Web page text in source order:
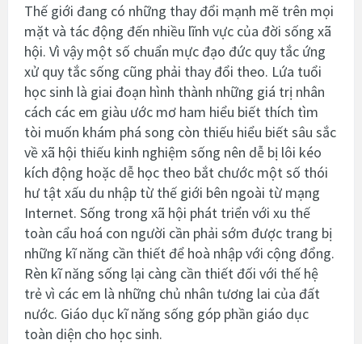
Thế giới đang có những thay đổi mạnh mẽ trên mọi
mặt và tác động đến nhiều lĩnh vực của đời sống xã
hội. Vì vậy một số chuẩn mực đạo đức quy tắc ứng
xử quy tắc sống cũng phải thay đổi theo. Lứa tuổi
học sinh là giai đoạn hình thành những giá trị nhân
cách các em giàu ước mơ ham hiểu biết thích tìm
tòi muốn khám phá song còn thiếu hiểu biết sâu sắc
về xã hội thiếu kinh nghiệm sống nên dễ bị lôi kéo
kích động hoặc dễ học theo bắt chước một số thói
hư tật xấu du nhập từ thế giới bên ngoài từ mạng
Internet. Sống trong xã hội phát triển với xu thế
toàn cẩu hoá con người cần phải sớm được trang bị
những kĩ năng cần thiết để hoà nhập với cộng đổng.
Rèn kĩ năng sống lại càng cần thiết đối với thế hệ
trẻ vì các em là những chủ nhân tương lai của đất
nước. Giáo dục kĩ năng sống góp phần giáo dục
toàn diện cho học sinh.